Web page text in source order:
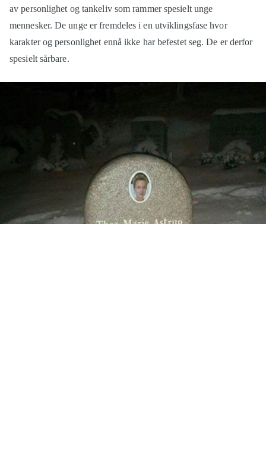
av personlighet og tankeliv som rammer spesielt unge
mennesker. De unge er fremdeles i en utviklingsfase hvor
karakter og personlighet ennå ikke har befestet seg. De er derfor
spesielt sårbare.